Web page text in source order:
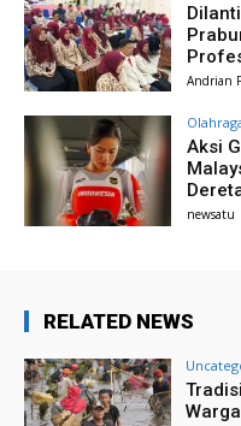
Andrian
Aksi
newsatu
RELATED NEWS